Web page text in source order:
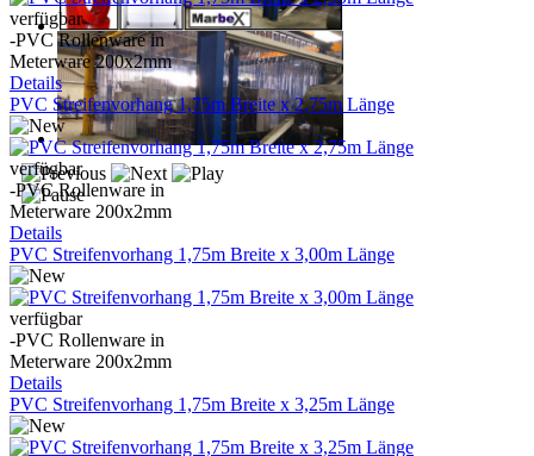
verfügbar
-PVC Rollenware in
Meterware 200x2mm
Details
PVC Streifenvorhang 1,75m Breite x 2,75m Länge
verfügbar
-PVC Rollenware in
Meterware 200x2mm
Details
PVC Streifenvorhang 1,75m Breite x 3,00m Länge
verfügbar
-PVC Rollenware in
Meterware 200x2mm
Details
PVC Streifenvorhang 1,75m Breite x 3,25m Länge